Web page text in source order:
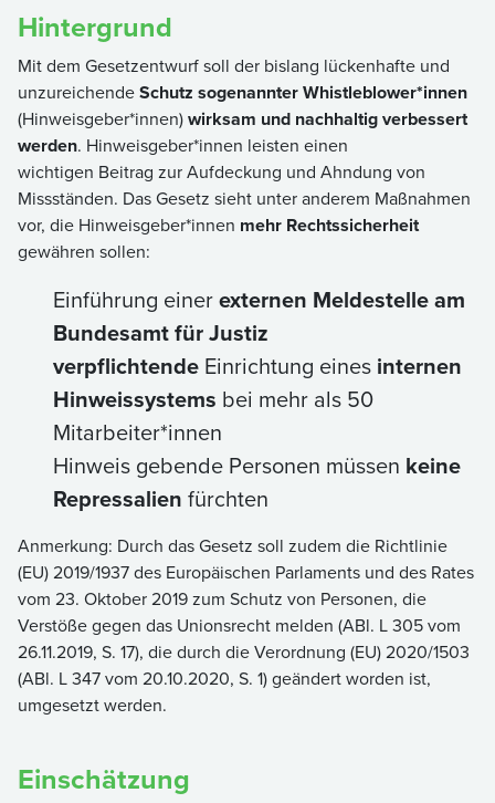
Hintergrund
Mit dem Gesetzentwurf soll der bislang lückenhafte und
unzureichendeSchutz sogenannter Whistleblower*innen
(Hinweisgeber*innen)wirksam und nachhaltig verbessert
werden. Hinweisgeber*innen leisten einen
wichtigen Beitrag zur Aufdeckung und Ahndung von
Missständen. Das Gesetz sieht unter anderem Maßnahmen
vor, die Hinweisgeber*innen mehr Rechtssicherheit
gewähren sollen:
Einführung einerexternen Meldestelle am
Bundesamt für Justiz
verpflichtende Einrichtung eines internen
Hinweissystems bei mehr als 50
Mitarbeiter*innen
Hinweis gebende Personen müssen keine
Repressalien fürchten
Anmerkung: Durch das Gesetz soll zudem die Richtlinie
(EU) 2019/1937 des Europäischen Parlaments und des Rates
vom 23. Oktober 2019 zum Schutz von Personen, die
Verstöße gegen das Unionsrecht melden (ABl. L 305 vom
26.11.2019, S. 17), die durch die Verordnung (EU) 2020/1503
(ABl. L 347 vom 20.10.2020, S. 1) geändert worden ist,
umgesetzt werden.
Einschätzung